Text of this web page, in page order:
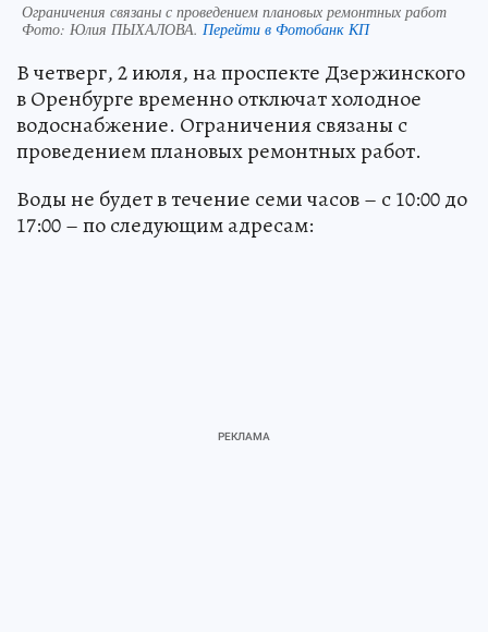
Ограничения связаны с проведением плановых ремонтных работ
Фото: Юлия ПЫХАЛОВА. Перейти в Фотобанк КП
В четверг, 2 июля, на проспекте Дзержинского
в Оренбурге временно отключат холодное
водоснабжение. Ограничения связаны с
проведением плановых ремонтных работ.
Воды не будет в течение семи часов – с 10:00 до
17:00 – по следующим адресам: